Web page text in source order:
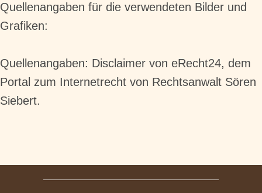
Quellenangaben für die verwendeten Bilder und
Grafiken:
Quellenangaben: Disclaimer von eRecht24, dem
Portal zum Internetrecht von Rechtsanwalt Sören
Siebert.